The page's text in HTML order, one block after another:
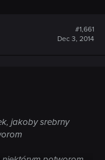
#1,661
Dec 3, 2014
jakoby srebrny